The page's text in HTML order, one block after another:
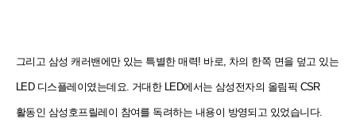
그리고 삼성 캐러밴에만 있는 특별한 매력! 바로, 차의 한쪽 면을 덮고 있는
LED 디스플레이였는데요. 거대한 LED에서는 삼성전자의 올림픽 CSR
활동인 삼성호프릴레이 참여를 독려하는 내용이 방영되고 있었습니다.